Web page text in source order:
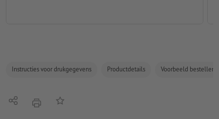
Instructies voor drukgegevens Productdetails Voorbeeld bestellen
Delen afdrukkenOp de lijst